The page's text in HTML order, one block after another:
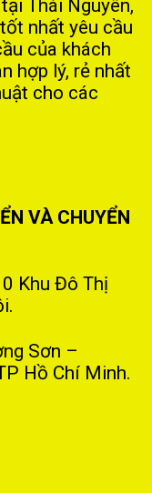
Thái Nguyên,
nhất yêu cầu
của khách
hợp lý, rẻ nhất
cho các
VÀ CHUYỂN
Khu Đô Thị
Sơn –
Hồ Chí Minh.